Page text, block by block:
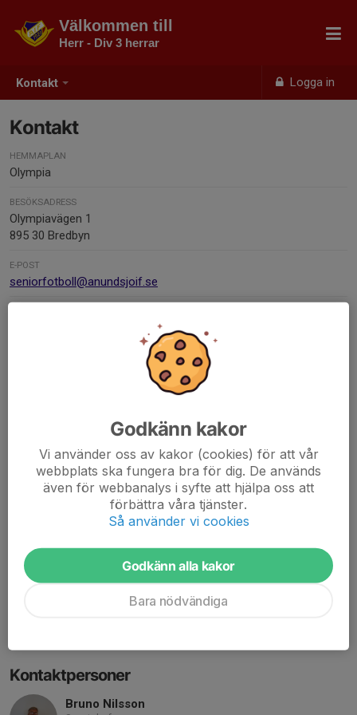
Kontakt Logga in
Välkommen till
Herr - Div 3 herrar
Kontakt
HEMMAPLAN
Olympia
BESÖKSADRESS
Olympiavägen 1
895 30 Bredbyn
E-POST
seniorfotboll@anundsjoif.se
Herr - Div 3 herrar - Anundsjö IF - Fotboll
MEJLA PDF-FAKTUROR TILL
seniorfotboll@anundsjoif.se
FÖRENINGSNUMMER
BANKGIRO
5650-3634
Kontaktpersoner
Bruno Nilsson
Godkänn kakor
Vi använder oss av kakor (cookies) för att vår
webbplats ska fungera bra för dig. De används
även för webbanalys i syfte att hjälpa oss att
förbättra våra tjänster.
Så använder vi cookies
Godkänn alla kakor
Bara nödvändiga